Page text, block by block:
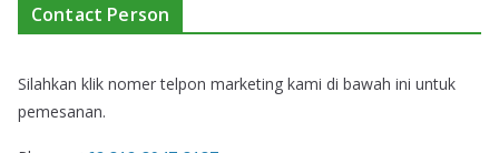
Contact Person
Silahkan klik nomer telpon marketing kami di bawah ini untuk
pemesanan.